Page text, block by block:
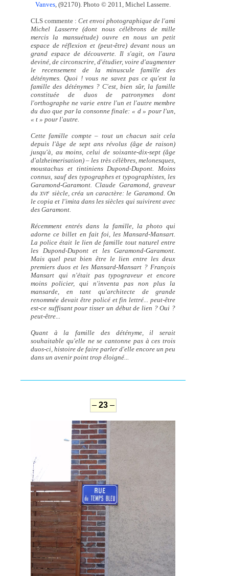
Vanves , (92170). Photo © 2011, Michel Lasserre.
CLS commente :Cet envoi photographique de l'ami
Michel Lasserre (dont nous célébrons de mille
mercis la mansuétude) ouvre en nous un petit
espace de réflexion et (peut-être) devant nous un
grand espace de découverte. Il s'agit, on l'aura
deviné, de circonscrire, d'étudier, voire d'augmenter
le recensement de la minuscule famille des
déténymes. Quoi ! vous ne savez pas ce qu'est la
famille des déténymes ? C'est, bien sûr, la famille
constituée de duos de patronymes dont
l'orthographe ne varie entre l'un et l'autre membre
du duo que par la consonne finale: « d » pour l'un,
« t » pour l'autre.
Cette famille compte – tout un chacun sait cela
depuis l'âge de sept ans révolus (âge de raison)
jusqu'à, au moins, celui de soixante-dix-sept (âge
d'alzheimerisation) – les très célèbres, melonesques,
moustachus et tintiniens Dupond-Dupont. Moins
connus, sauf des typographes et typographistes, les
Garamond-Garamont. Claude Garamond, graveur
du XVIe siècle, créa un caractère: le Garamond. On
le copia et l'imita dans les siècles qui suivirent avec
des Garamont.
Récemment entrés dans la famille, la photo qui
adorne ce billet en fait foi, les Mansard-Mansart.
La police était le lien de famille tout naturel entre
les Dupond-Dupont et les Garamond-Garamont.
Mais quel peut bien être le lien entre les deux
premiers duos et les Mansard-Mansart ? François
Mansart qui n'était pas typograveur et encore
moins policier, qui n'inventa pas non plus la
mansarde, en tant qu'architecte de grande
renommée devait être policé et fin lettré... peut-être
est-ce suffisant pour tisser un début de lien ? Oui ?
peut-être...
Quant à la famille des détényme, il serait
souhaitable qu'elle ne se cantonne pas à ces trois
duos-ci, histoire de faire parler d'elle encore un peu
dans un avenir point trop éloigné...
– 23–